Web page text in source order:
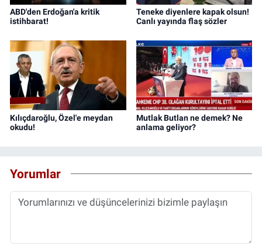
ABD'den Erdoğan'a kritik
istihbarat!
Teneke diyenlere kapak olsun!
Canlı yayında flaş sözler
Kılıçdaroğlu, Özel'e meydan
okudu!
Mutlak Butlan ne demek? Ne
anlama geliyor?
Yorumlar